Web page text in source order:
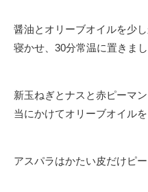
醤油とオリーブオイルを少
寝かせ、30分常温に置きまし
新玉ねぎとナスと赤ピーマ
当にかけてオリーブオイル
アスパラはかたい皮だけピ